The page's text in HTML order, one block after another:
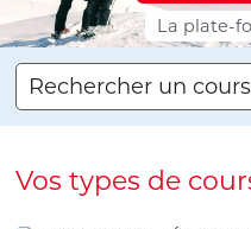
La plate-
Rechercher un cours
Vos types de